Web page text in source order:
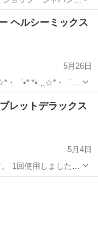
したかと思います。
品となります。 よろ
ヘルシーミックス
5月26日
ミキサー
ットデラックス
5月4日
1回使用しましたが
ので取りに来て頂け